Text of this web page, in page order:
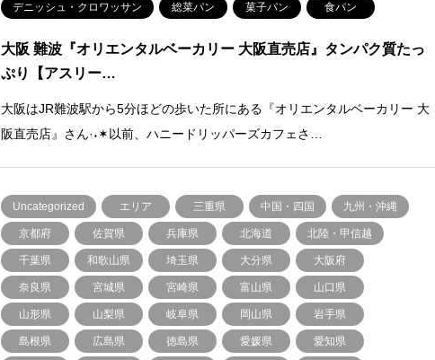
デニッシュ・クロワッサン 総菜パン 菓子パン 食パン
大阪 難波『オリエンタルベーカリー 大阪直売店』タンパク質たっ
ぷり【アスリー…
大阪はJR難波駅から5分ほどの歩いた所にある『オリエンタルベーカリー 大
阪直売店』さん·˖✶以前、ハニードリッパーズカフェさ…
Uncategorized エリア 三重県 中国・四国 九州・沖縄
京都府 佐賀県 兵庫県 北海道 北陸・甲信越
千葉県 和歌山県 埼玉県 大分県 大阪府
奈良県 宮城県 宮崎県 富山県 山口県
山形県 山梨県 岐阜県 岡山県 岩手県
島根県 広島県 徳島県 愛媛県 愛知県